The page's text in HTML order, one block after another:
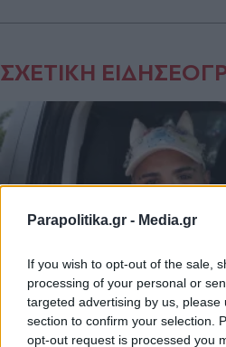
Parapolitika.gr - Media.gr
If you wish to opt-out of the sale,
processing of your personal or
targeted advertising by us, please
section to confirm your selection.
opt-out request is processed you
ΣΧΕΤΙΚΗ